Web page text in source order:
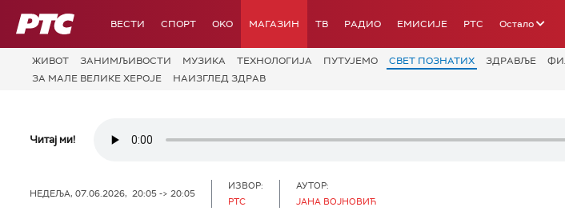
РТС ВЕСТИ СПОРТ OKO МАГАЗИН ТВ РАДИО ЕМИСИЈЕ РТС Остало
ЖИВОТ ЗАНИМЉИВОСТИ МУЗИКА ТЕХНОЛОГИЈA ПУТУЈЕМО СВЕТ ПОЗНАТИХ ЗДРАВЉЕ
ЗА МАЛЕ ВЕЛИКЕ ХЕРОЈЕ
НАИЗГЛЕД ЗДРАВ
Читај ми!
НЕДЕЉА, 07.06.2026, 20:05 -> 20:05
ИЗВОР:
РТС
АУТОР:
ЈАНА ВОЈНОВИЋ